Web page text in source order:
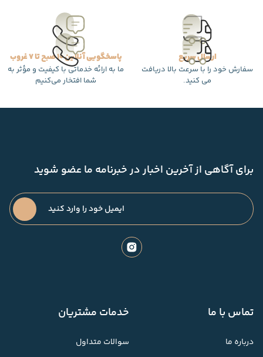
ارسال سریع
سفارش خود را با سرعت بالا دریافت
می کنید.
پاسخگویی آنلاین 10 صبح تا 7 غروب
ما به ارائه خدماتی با کیفیت و مؤثر به
شما افتخار می‌کنیم
برای آگاهی از آخرین اخبار در خبرنامه ما عضو شوید
تماس با ما
درباره ما
خدمات مشتریان
سوالات متداول